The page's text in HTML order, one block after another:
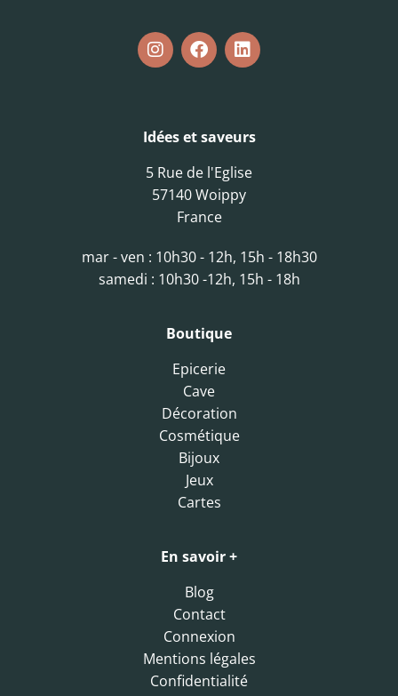
Idées et saveurs
5 Rue de l'Eglise
57140 Woippy
France
mar - ven : 10h30 - 12h, 15h - 18h30
samedi : 10h30 -12h, 15h - 18h
Boutique
Epicerie
Cave
Décoration
Cosmétique
Bijoux
Jeux
Cartes
En savoir +
Blog
Contact
Connexion
Mentions légales
Confidentialité